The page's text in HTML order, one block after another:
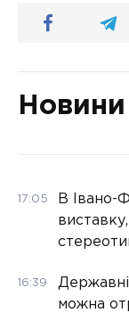
Новини
17:05
В Івано-
16:39
можна